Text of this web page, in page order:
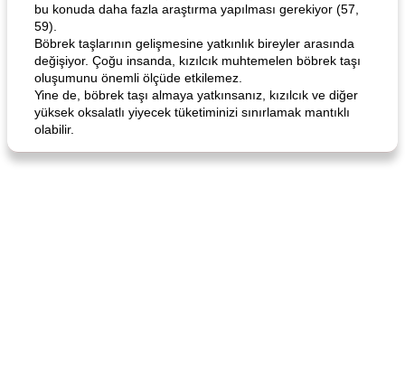
bu konuda daha fazla araştırma yapılması gerekiyor (57,
59).
Böbrek taşlarının gelişmesine yatkınlık bireyler arasında
değişiyor. Çoğu insanda, kızılcık muhtemelen böbrek taşı
oluşumunu önemli ölçüde etkilemez.
Yine de, böbrek taşı almaya yatkınsanız, kızılcık ve diğer
yüksek oksalatlı yiyecek tüketiminizi sınırlamak mantıklı
olabilir.